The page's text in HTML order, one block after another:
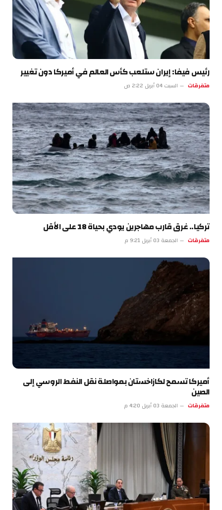
رئيس فيفا: إيران ستلعب كأس العالم في أميركا دون تغيير
متفرقات السبت 04 أبريل 2:22 ص
تركيا.. غرق قارب مهاجرين يودي بحياة 18 على الأقل
متفرقات الجمعة 03 أبريل 9:21 م
أميركا تسمح لكازاخستان بمواصلة نقل النفط الروسي إلى
الصين
متفرقات الجمعة 03 أبريل 4:20 م